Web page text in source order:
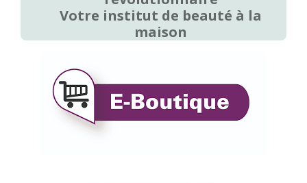
Votre institut de beauté à la
maison